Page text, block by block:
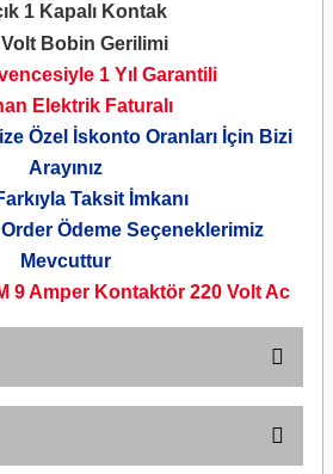
1 Kapalı Kontak
Bobin Gerilimi
1 Yıl Garantili
Elektrik Faturalı
Özel İskonto Oranları İçin Bizi
Arayınız
Taksit İmkanı
Ödeme Seçeneklerimiz
Mevcuttur
9 Amper Kontaktör 220 Volt Ac